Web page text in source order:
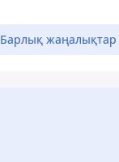
Барлық жаңалықтар